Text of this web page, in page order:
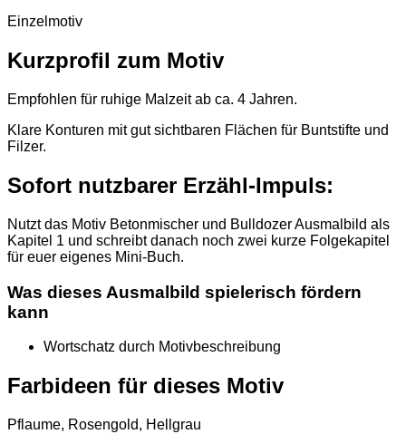
Einzelmotiv
Kurzprofil zum Motiv
Empfohlen für ruhige Malzeit ab ca. 4 Jahren.
Klare Konturen mit gut sichtbaren Flächen für Buntstifte und
Filzer.
Sofort nutzbarer Erzähl-Impuls:
Nutzt das Motiv Betonmischer und Bulldozer Ausmalbild als
Kapitel 1 und schreibt danach noch zwei kurze Folgekapitel
für euer eigenes Mini-Buch.
Was dieses Ausmalbild spielerisch fördern
kann
Wortschatz durch Motivbeschreibung
Farbideen für dieses Motiv
Pflaume, Rosengold, Hellgrau